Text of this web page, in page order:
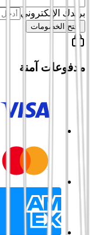
بريدك الإلكتروني
افتح الخصومات
مدفوعات آمنة